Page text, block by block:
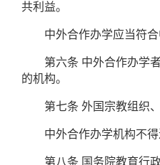
共利益。
中外合作办学应当符合
第六条 中外合作办学
的机构。
第七条 外国宗教组织
中外合作办学机构不得
第八条 国务院教育行